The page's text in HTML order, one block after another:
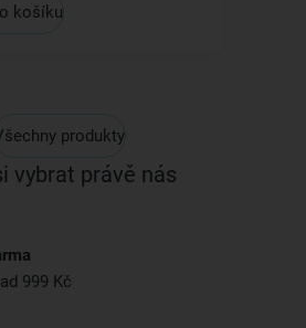
košíku
produkty
vybrat právě nás
999 Kč